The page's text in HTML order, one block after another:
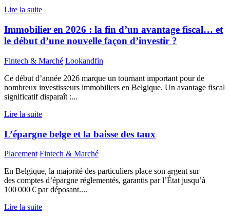
Lire la suite
Immobilier en 2026 : la fin d’un avantage fiscal… et
le début d’une nouvelle façon d’investir ?
Fintech & Marché Lookandfin
Ce début d’année 2026 marque un tournant important pour de
nombreux investisseurs immobiliers en Belgique. Un avantage fiscal
significatif disparaît :...
Lire la suite
L’épargne belge et la baisse des taux
Placement Fintech & Marché
En Belgique, la majorité des particuliers place son argent sur
des comptes d’épargne réglementés, garantis par l’État jusqu’à
100 000 € par déposant....
Lire la suite